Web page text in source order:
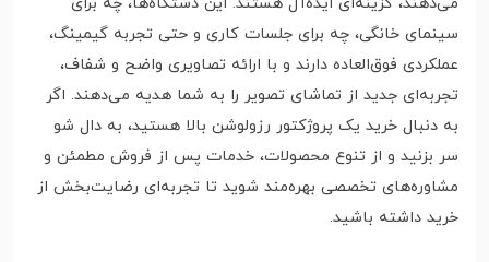
سینمای خانگی، چه برای جلسات کاری و حتی تجربه گیمینگ،
عملکردی فوق‌العاده دارند و با ارائه تصاویری واضح و شفاف،
تجربه‌ای جدید از تماشای تصویر را به شما هدیه می‌دهند. اگر
به دنبال خرید یک پروژکتور رزولوشن بالا هستید، به دال شو
سر بزنید و از تنوع محصولات، خدمات پس از فروش مطمئن و
مشاوره‌های تخصصی بهره‌مند شوید تا تجربه‌ای رضایت‌بخش از
خرید داشته باشید.